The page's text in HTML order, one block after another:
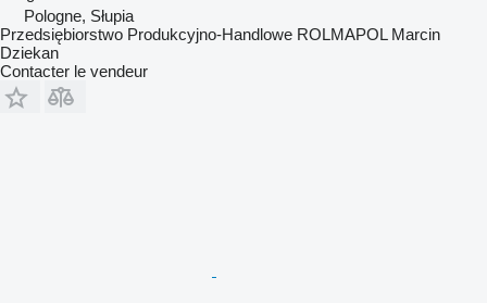
Pologne, Słupia
Przedsiębiorstwo Produkcyjno-Handlowe ROLMAPOL Marcin
Dziekan
Contacter le vendeur